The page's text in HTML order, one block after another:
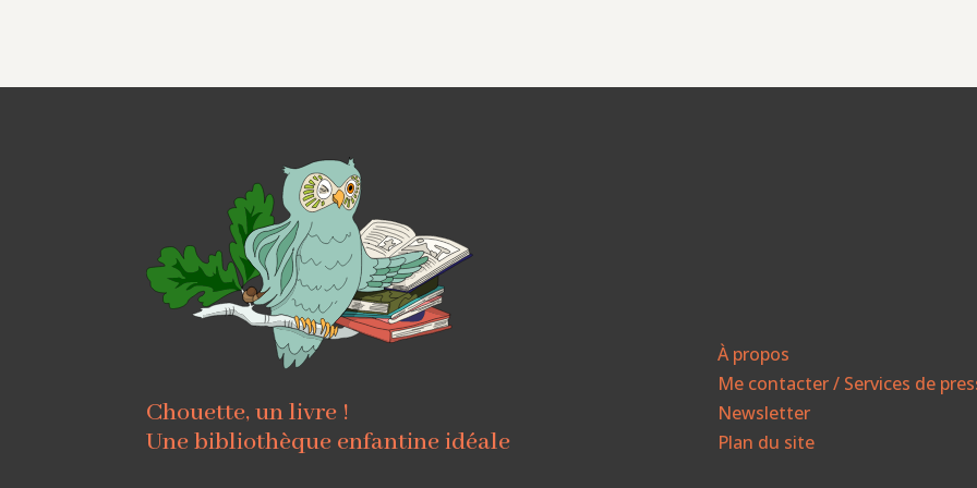
Chouette, un livre !
Une bibliothèque enfantine idéale
À propos
Me contacter / Services de
Newsletter
Plan du site